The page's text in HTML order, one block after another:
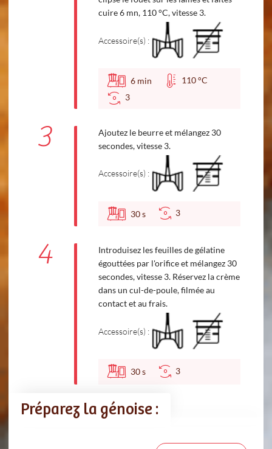
cuire 6 mn, 110 °C, vitesse 3.
Accessoire(s) :
6 min
110 °C
3
3
Ajoutez le beurre et mélangez 30
secondes, vitesse 3.
Accessoire(s) :
30s 3
4
Introduisez les feuilles de gélatine
égouttées par l'orifice et mélangez 30
secondes, vitesse 3. Réservez la crème
dans un cul-de-poule, filmée au
contact et au frais.
Accessoire(s) :
30s 3
Préparez la génoise :